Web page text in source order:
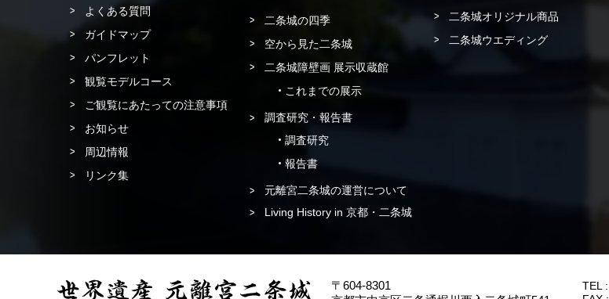
よくある質問
ガイドマップ
パンフレット
観覧モデルコース
ご観覧にあたっての注意事項
お知らせ
周辺情報
リンク集
二条城の四季
空から見た二条城
二条城障壁画 展示収蔵館
これまでの展示
調査研究・報告書
調査研究
報告書
元離宮二条城の運営について
Living History in 京都・二条城
二条城オリジナル商品
二条城ウエディング
〒604-8301
TEL :